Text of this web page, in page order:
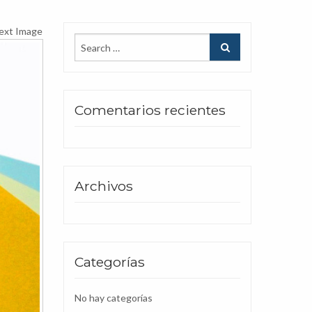
Image
Comentarios recientes
Archivos
Categorías
No hay categorías